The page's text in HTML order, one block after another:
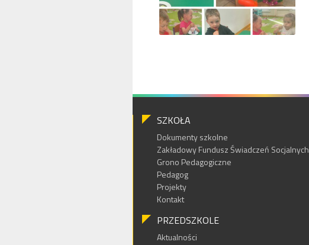
SZKOŁA
Dokumenty szkolne
Zakładowy Fundusz Świadczeń Socjalnych
Grono Pedagogiczne
Pedagog
Projekty
Kontakt
PRZEDSZKOLE
Aktualności